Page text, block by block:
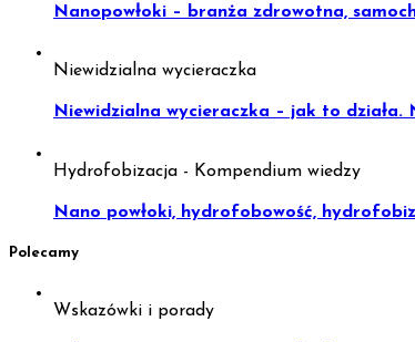
Nanopowłoki – branża zdrowotna,
Niewidzialna wycieraczka
Niewidzialna wycieraczka – jak to działa.
Hydrofobizacja - Kompendium wiedzy
Nano powłoki, hydrofobowość,
Polecamy
Wskazówki i porady